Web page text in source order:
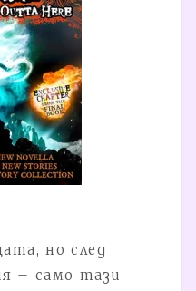
но след
– само тази